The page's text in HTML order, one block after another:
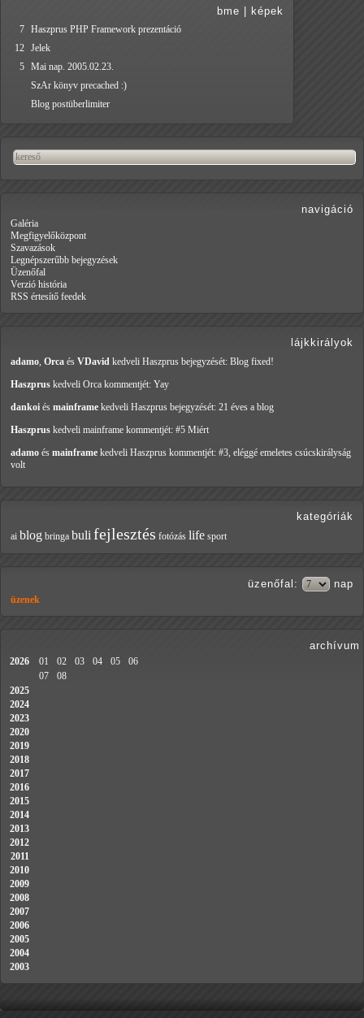
bme képek
7 Haszprus PHP Framework prezentáció
12 Jelek
5 Mai nap. 2005.02.23.
SzAr könyv precached :)
Blog postüberlimiter
navigáció
Galéria
Megfigyelőközpont
Szavazások
Legnépszerűbb bejegyzések
Üzenőfal
Verzió história
RSS értesítő feedek
lájkkirályok
adamo, Orca és VDavid kedveli Haszprus bejegyzését: Blog fixed!
Haszprus kedveli Orca kommentjét: Yay
dankoi és mainframe kedveli Haszprus bejegyzését: 21 éves a blog
Haszprus kedveli mainframe kommentjét: #5 Miért
adamo és mainframe kedveli Haszprus kommentjét: #3, eléggé emeletes csúcskirályság
volt
kategóriák
ai blog bringa buli fejlesztés fotózás life sport
üzenőfal : nap
üzenek
archívum
2026 01 02 03 04 05
06
07
08
2025
2024
2023
2020
2019
2018
2017
2016
2015
2014
2013
2012
2011
2010
2009
2008
2007
2006
2005
2004
2003